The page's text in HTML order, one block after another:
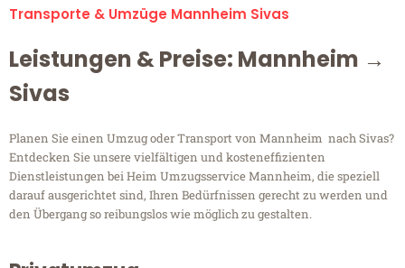
Transporte & Umzüge Mannheim Sivas
Leistungen & Preise: Mannheim →
Sivas
Planen Sie einen Umzug oder Transport von Mannheim nach Sivas?
Entdecken Sie unsere vielfältigen und kosteneffizienten
Dienstleistungen bei Heim Umzugsservice Mannheim, die speziell
darauf ausgerichtet sind, Ihren Bedürfnissen gerecht zu werden und
den Übergang so reibungslos wie möglich zu gestalten.